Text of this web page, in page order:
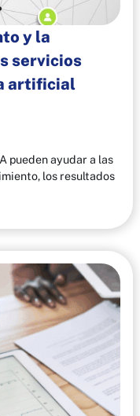
y la
servicios
artificial
pueden ayudar a las
los resultados